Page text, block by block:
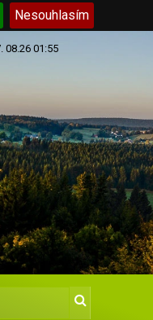
Nesouhlasím
08.26 01:55